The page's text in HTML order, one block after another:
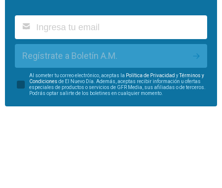
Regístrate a Boletín A.M.
Al someter tu correo electrónico, aceptas la Política de Privacidad yTérminos y
Condiciones de El Nuevo Día. Además, aceptas recibir información u ofertas
especiales de productos o servicios de GFR Media, sus afiliadas o de terceros.
Podrás optar salirte de los boletines en cualquier momento.